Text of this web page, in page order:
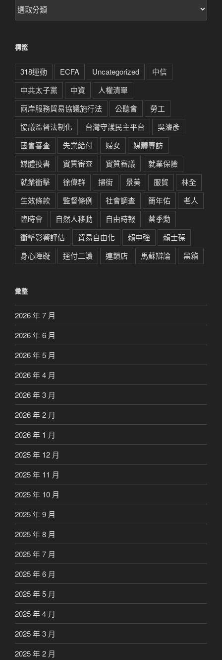
文
章
標籤
318運動 ECFA Uncategorized
中信
中共太子黨
中資
人權清單
兩岸服務貿易協議施行法
公聽會
勞工
協議監督法制化
台灣守護民主平台
吳濬彥
國會審查
失業給付 婦女
媒體專訪
媒體投書
實質審查 實質審議
就業保險
就業衝擊
徐偉群 掃街 景美 服貿
林全
生效條款
監督條例 社會調查 簡年佑
老人
臨時會
自然人移動 自由時報
蔡季勳
衝擊影響評估
貿易自由化 賴中強
賴士葆
身心障礙
逕付二讀 連鎖店 馬蘇辯論 黑箱
彙整
2026 年 7 月
2026 年 6 月
2026 年 5 月
2026 年 4 月
2026 年 3 月
2026 年 2 月
2026 年 1 月
2025 年 12 月
2025 年 11 月
2025 年 10 月
2025 年 9 月
2025 年 8 月
2025 年 7 月
2025 年 6 月
2025 年 5 月
2025 年 4 月
2025 年 3 月
2025 年 2 月